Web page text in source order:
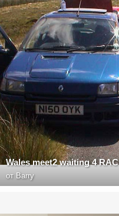
Wales meet2 waiting 4 RAC
от Barry